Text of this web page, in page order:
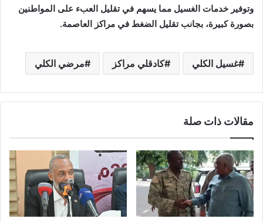
وتوفير خدمات الغسيل مما يسهم في تقليل العبء على المواطنين
بصورة كبيرة، بجانب تقليل الضغط في مراكز العاصمة.
غسيل الكلي كادقلي مراكز مرضي الكلي
مقالات ذات صلة